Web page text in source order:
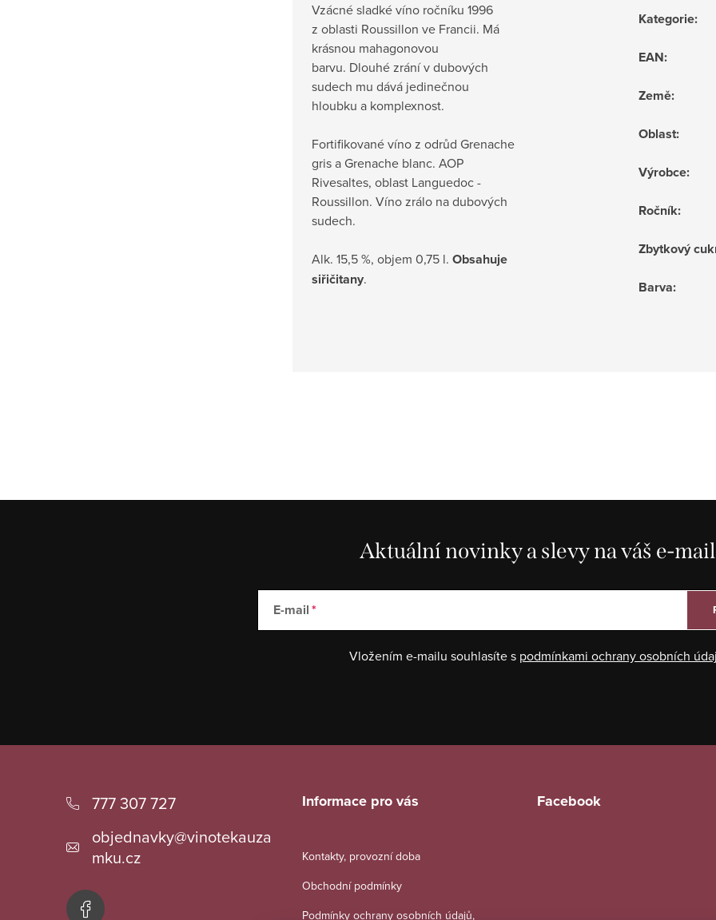
Vzácné sladké víno ročníku 1996
z oblasti Roussillon ve Francii. Má
krásnou mahagonovou
barvu. Dlouhé zrání v dubových
sudech mu dává jedinečnou
hloubku a komplexnost.
Fortifikované víno z odrůd Grenache
gris a Grenache blanc. AOP
Rivesaltes, oblast Languedoc -
Roussillon. Víno zrálo na dubových
sudech.
Alk. 15,5 %, objem 0,75 l. Obsahuje
siřičitany.
Kategorie:
EAN:
Země:
Oblast:
Výrobce:
Ročník:
Zbytkový
Barva:
Aktuální novinky a slevy na váš e-mail
E-mail
Vložením e-mailu souhlasíte s podmínkami ochrany osobních
777 307 727
objednavky@vinotekauza
mku.cz
Informace pro vás
Kontakty, provozní doba
Obchodní podmínky
Podmínky ochrany osobních údajů,
Facebook